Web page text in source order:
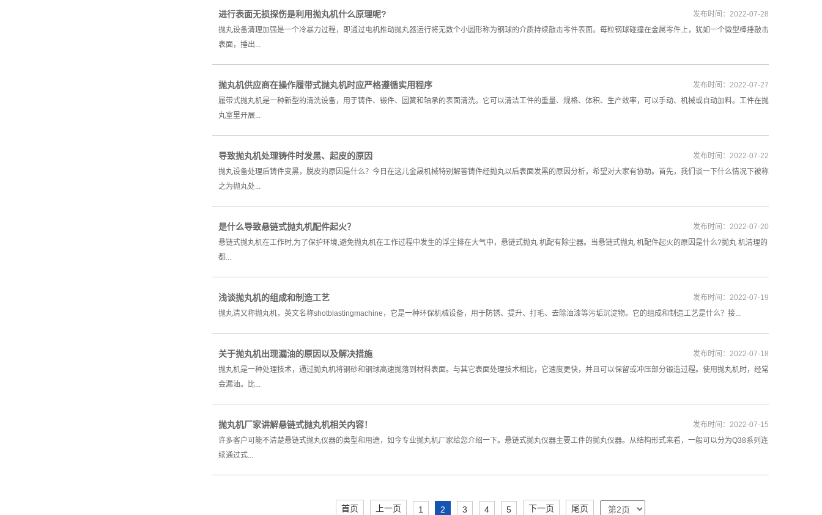
进行表面无损探伤是利用抛丸机什么原理呢?
抛丸设备清理加强是一个冷暴力过程，即通过电机推动抛丸器运行将无数个小圆形称为钢球的介质持续敲击零件表面。每粒钢球碰撞在金属零件上，犹如一个微型棒捶敲击
表面，捶出...
发布时间：2022-07-28
抛丸机供应商在操作履带式抛丸机时应严格遵循实用程序
履带式抛丸机是一种新型的清洗设备，用于铸件、锻件、圆簧和轴承的表面清洗。它可以清洁工件的重量、规格、体积、生产效率，可以手动、机械或自动加料。工件在抛
丸室里开展...
发布时间：2022-07-27
导致抛丸机处理铸件时发黑、起皮的原因
抛丸设备处理后铸件变黑，脱皮的原因是什么？今日在这儿金晟机械特别解答铸件经抛丸以后表面发黑的原因分析，希望对大家有协助。首先，我们谈一下什么情况下被称
之为抛丸处...
发布时间：2022-07-22
是什么导致悬链式抛丸机配件起火？
悬链式抛丸机在工作时,为了保护环境,避免抛丸机在工作过程中发生的浮尘排在大气中，悬链式抛丸 机配有除尘器。当悬链式抛丸 机配件起火的原因是什么?抛丸 机清理的
都...
发布时间：2022-07-20
浅谈抛丸机的组成和制造工艺
抛丸清又称抛丸机，英文名称shotblastingmachine，它是一种环保机械设备，用于防锈、提升、打毛、去除油漆等污垢沉淀物。它的组成和制造工艺是什么？接...
发布时间：2022-07-19
关于抛丸机出现漏油的原因以及解决措施
抛丸机是一种处理技术，通过抛丸机将钢砂和钢球高速抛落到材料表面。与其它表面处理技术相比，它速度更快，并且可以保留或冲压部分锻造过程。使用抛丸机时，经常
会漏油。比...
发布时间：2022-07-18
抛丸机厂家讲解悬链式抛丸机相关内容！
许多客户可能不清楚悬链式抛丸仪器的类型和用途，如今专业抛丸机厂家给您介绍一下。悬链式抛丸仪器主要工件的抛丸仪器。从结构形式来看，一般可以分为Q38系列连
续通过式...
发布时间：2022-07-15
首页 上一页 1 2 3 4 5 下一页 尾页